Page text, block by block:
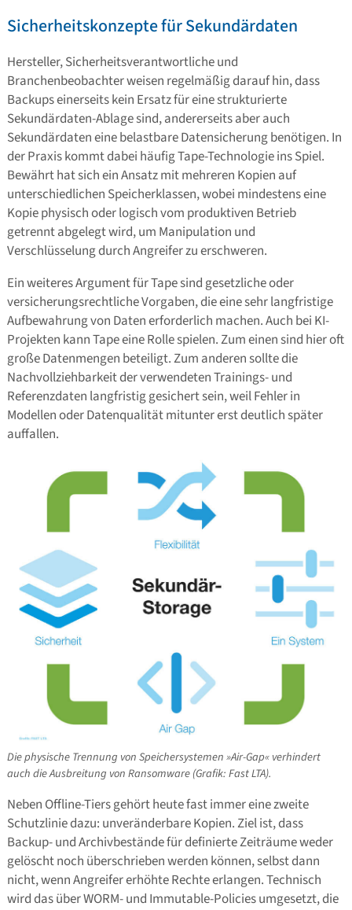
Sicherheitskonzepte für Sekundärdaten
Hersteller, Sicherheitsverantwortliche und
Branchenbeobachter weisen regelmäßig darauf hin, dass
Backups einerseits kein Ersatz für eine strukturierte
Sekundärdaten-Ablage sind, andererseits aber auch
Sekundärdaten eine belastbare Datensicherung benötigen. In
der Praxis kommt dabei häufig Tape-Technologie ins Spiel.
Bewährt hat sich ein Ansatz mit mehreren Kopien auf
unterschiedlichen Speicherklassen, wobei mindestens eine
Kopie physisch oder logisch vom produktiven Betrieb
getrennt abgelegt wird, um Manipulation und
Verschlüsselung durch Angreifer zu erschweren.
Ein weiteres Argument für Tape sind gesetzliche oder
versicherungsrechtliche Vorgaben, die eine sehr langfristige
Aufbewahrung von Daten erforderlich machen. Auch bei KI-
Projekten kann Tape eine Rolle spielen. Zum einen sind hier oft
große Datenmengen beteiligt. Zum anderen sollte die
Nachvollziehbarkeit der verwendeten Trainings- und
Referenzdaten langfristig gesichert sein, weil Fehler in
Modellen oder Datenqualität mitunter erst deutlich später
auffallen.
Die physische Trennung von Speichersystemen »Air-Gap« verhindert
auch die Ausbreitung von Ransomware (Grafik: Fast LTA).
Neben Offline-Tiers gehört heute fast immer eine zweite
Schutzlinie dazu: unveränderbare Kopien. Ziel ist, dass
Backup- und Archivbestände für definierte Zeiträume weder
gelöscht noch überschrieben werden können, selbst dann
nicht, wenn Angreifer erhöhte Rechte erlangen. Technisch
wird das über WORM- und Immutable-Policies umgesetzt, die